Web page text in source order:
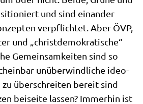
und sind ein­an­der
ver­pflich­tet. Aber ÖVP,
und „christ­de­mo­kra­ti­sche“
Gemein­sam­kei­ten sind so
unüber­wind­li­che ideo­
über­schrei­ten bereit sind
bei­sei­te las­sen? Immer­hin ist